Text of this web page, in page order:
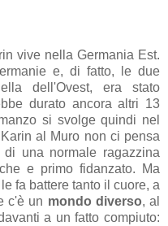
vive nella Germania Est.
e, di fatto, le due
dell'Ovest, era stato
durato ancora altri 13
si svolge quindi nel
al Muro non ci pensa
una normale ragazzina
e primo fidanzato. Ma
fa battere tanto il cuore, a
c'è un mondo diverso, al
a un fatto compiuto: